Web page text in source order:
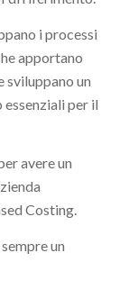
i processi
apportano
sviluppano un
essenziali per il
avere un
Costing.
un